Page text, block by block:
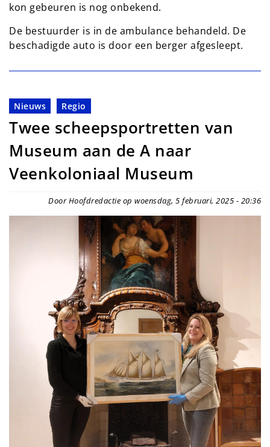
kon gebeuren is nog onbekend.
De bestuurder is in de ambulance behandeld. De
beschadigde auto is door een berger afgesleept.
Nieuws Regio
Twee scheepsportretten van
Museum aan de A naar
Veenkoloniaal Museum
Door Hoofdredactie op woensdag, 5 februari, 2025 - 20:36